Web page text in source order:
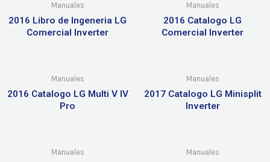
Manuales
2016 Libro de Ingeneria LG
Comercial Inverter
Manuales
2016 Catalogo LG
Comercial Inverter
Manuales
2016 Catalogo LG Multi V IV
Pro
Manuales
2017 Catalogo LG Minisplit
Inverter
Manuales Manuales